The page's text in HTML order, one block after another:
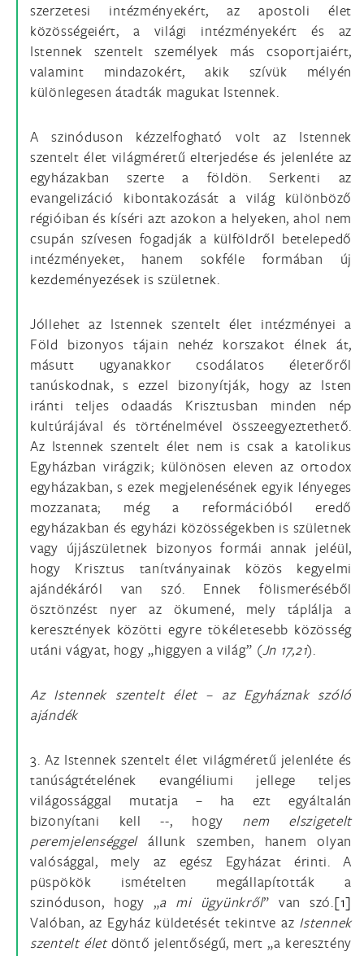
szerzetesi intézményekért, az apostoli élet
közösségeiért, a világi intézményekért és az
Istennek szentelt személyek más csoportjaiért,
valamint mindazokért, akik szívük mélyén
különlegesen átadták magukat Istennek.
A szinóduson kézzelfogható volt az Istennek
szentelt élet világméretű elterjedése és jelenléte az
egyházakban szerte a földön. Serkenti az
evangelizáció kibontakozását a világ különböző
régióiban és kíséri azt azokon a helyeken, ahol nem
csupán szívesen fogadják a külföldről betelepedő
intézményeket, hanem sokféle formában új
kezdeményezések is születnek.
Jóllehet az Istennek szentelt élet intézményei a
Föld bizonyos tájain nehéz korszakot élnek át,
másutt ugyanakkor csodálatos életerőről
tanúskodnak, s ezzel bizonyítják, hogy az Isten
iránti teljes odaadás Krisztusban minden nép
kultúrájával és történelmével összeegyeztethető.
Az Istennek szentelt élet nem is csak a katolikus
Egyházban virágzik; különösen eleven az ortodox
egyházakban, s ezek megjelenésének egyik lényeges
mozzanata; még a reformációból eredő
egyházakban és egyházi közösségekben is születnek
vagy újjászületnek bizonyos formái annak jeléül,
hogy Krisztus tanítványainak közös kegyelmi
ajándékáról van szó. Ennek fölismeréséből
ösztönzést nyer az ökumené, mely táplálja a
keresztények közötti egyre tökéletesebb közösség
utáni vágyat, hogy „higgyen a világ” (Jn 17,21).
Az Istennek szentelt élet – az Egyháznak szóló
ajándék
3. Az Istennek szentelt élet világméretű jelenléte és
tanúságtételének evangéliumi jellege teljes
világossággal mutatja – ha ezt egyáltalán
bizonyítani kell --, hogy nem elszigetelt
peremjelenséggelállunk szemben, hanem olyan
valósággal, mely az egész Egyházat érinti. A
püspökök ismételten megállapították a
szinóduson, hogy „a mi ügyünkről” van szó.[1]
Valóban, az Egyház küldetését tekintve az Istennek
szentelt életdöntő jelentőségű, mert „a keresztény